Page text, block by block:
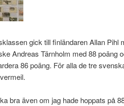
gick till finländaren Allan Pihl
Andreas Tärnholm med 88 poäng
86 poäng. För alla de tre
bra även om jag hade hoppats på